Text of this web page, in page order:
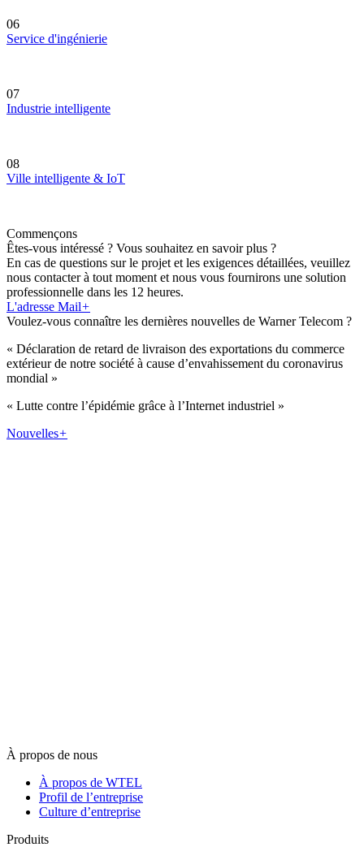
06
Service d'ingénierie
07
Industrie intelligente
08
Ville intelligente & IoT
Commençons
Êtes-vous intéressé ? Vous souhaitez en savoir plus ?
En cas de questions sur le projet et les exigences détaillées, veuillez
nous contacter à tout moment et nous vous fournirons une solution
professionnelle dans les 12 heures.
L'adresse Mail+
Voulez-vous connaître les dernières nouvelles de Warner Telecom ?
« Déclaration de retard de livraison des exportations du commerce
extérieur de notre société à cause d’envahissement du coronavirus
mondial »
« Lutte contre l’épidémie grâce à l’Internet industriel »
Nouvelles+
À propos de nous
À propos de WTEL
Profil de l’entreprise
Culture d’entreprise
Produits